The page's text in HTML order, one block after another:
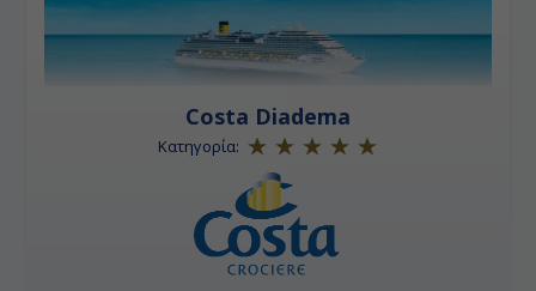
Costa Diadema
Κατηγορία: